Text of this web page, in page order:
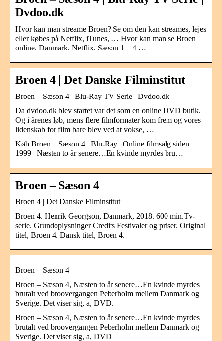
Dvdoo.dk
Hvor kan man streame Broen? Se om den kan streames, lejes
eller købes på Netflix, iTunes, … Hvor kan man se Broen
online. Danmark. Netflix. Sæson 1 – 4 …
Broen 4 | Det Danske Filminstitut
Broen – Sæson 4 | Blu-Ray TV Serie | Dvdoo.dk
Da dvdoo.dk blev startet var det som en online DVD butik.
Og i årenes løb, mens flere filmformater kom frem og vores
lidenskab for film bare blev ved at vokse, …
Køb Broen – Sæson 4 | Blu-Ray | Online filmsalg siden
1999 | Næsten to år senere…En kvinde myrdes bru…
Broen – Sæson 4
Broen 4 | Det Danske Filminstitut
Broen 4. Henrik Georgson, Danmark, 2018. 600 min.Tv-
serie. Grundoplysninger Credits Festivaler og priser. Original
titel, Broen 4. Dansk titel, Broen 4.
Broen – Sæson 4
Broen – Sæson 4, Næsten to år senere…En kvinde myrdes
brutalt ved broovergangen Peberholm mellem Danmark og
Sverige. Det viser sig, a, DVD.
Broen – Sæson 4, Næsten to år senere…En kvinde myrdes
brutalt ved broovergangen Peberholm mellem Danmark og
Sverige. Det viser sig, a, DVD